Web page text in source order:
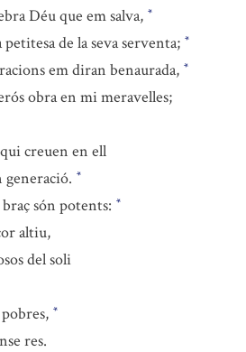
Déu que em salva, *
de la seva serventa; *
em diran benaurada, *
obra en mi meravelles;
creuen en ell
generació. *
són potents: *
altiu,
del soli
*
res.